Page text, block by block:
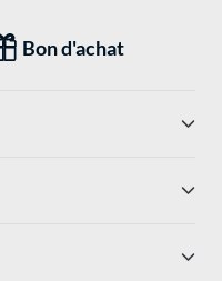
Bon d'achat